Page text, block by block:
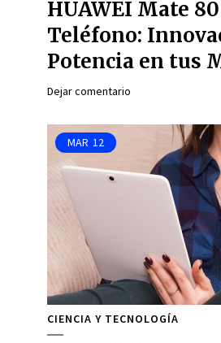
HUAWEI Mate
Teléfono:
Potencia en tus
Dejar comentario
MAR 12
CIENCIA Y TECNOLOGÍA